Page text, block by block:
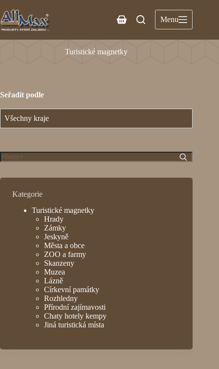
Menu
Turistické magnetky
Seřadit podle
Všechny kraje
Kategorie
Turistické magnetky
Hrady
Zámky
Jeskyně
Města a obce
ZOO a farmy
Skanzeny
Muzea
Lázně
Církevní památky
Rozhledny
Přírodní zajímavosti
Chaty hotely kempy
Jiná turistická místa